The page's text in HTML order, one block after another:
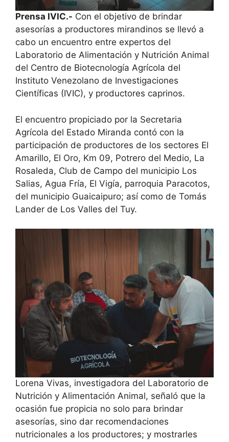
Prensa IVIC.- Con el objetivo de brindar
asesorías a productores mirandinos se llevó a
cabo un encuentro entre expertos del
Laboratorio de Alimentación y Nutrición Animal
del Centro de Biotecnología Agrícola del
Instituto Venezolano de Investigaciones
Científicas (IVIC), y productores caprinos.
El encuentro propiciado por la Secretaria
Agrícola del Estado Miranda contó con la
participación de productores de los sectores El
Amarillo, El Oro, Km 09, Potrero del Medio, La
Rosaleda, Club de Campo del municipio Los
Salias, Agua Fría, El Vigía, parroquia Paracotos,
del municipio Guaicaipuro; así como de Tomás
Lander de Los Valles del Tuy.
Lorena Vivas, investigadora del Laboratorio de
Nutrición y Alimentación Animal, señaló que la
ocasión fue propicia no solo para brindar
asesorías, sino dar recomendaciones
nutricionales a los productores; y mostrarles